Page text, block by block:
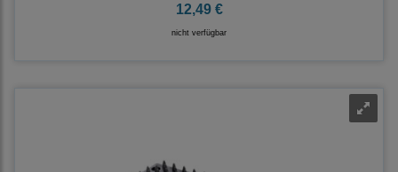
12,49 €
nicht verfügbar